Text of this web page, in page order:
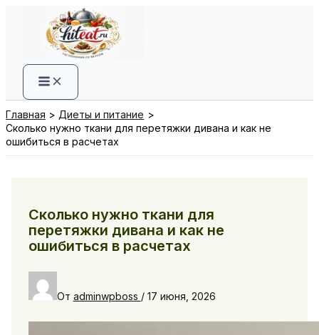
содержимому
Главная
Диеты и питание
Сколько нужно ткани для перетяжки дивана и как не
ошибиться в расчетах
Сколько нужно ткани для
перетяжки дивана и как не
ошибиться в расчетах
От adminwpboss / 17 июня, 2026